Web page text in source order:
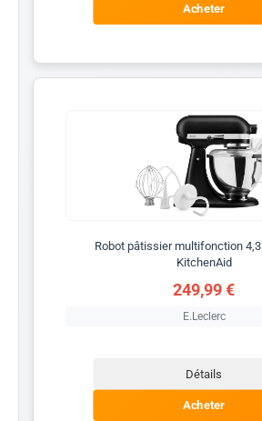
Acheter
Robot pâtissier multifonction
KitchenAid
249,99 €
E.Leclerc
Détails
Acheter